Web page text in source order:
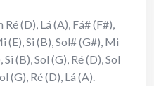
(D), Lá (A), Fá# (F#),
(E), Si (B), Sol# (G#), Mi
(B), Sol (G), Ré (D), Sol
(G), Ré (D), Lá (A).